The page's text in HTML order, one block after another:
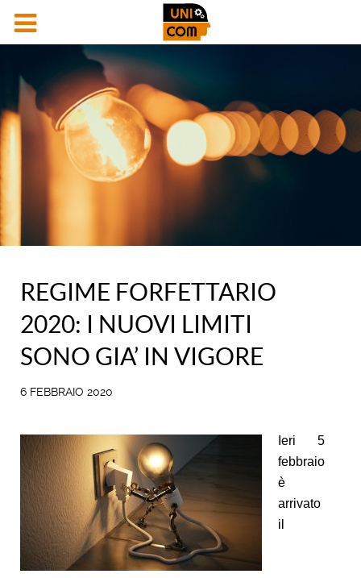
REGIME FORFETTARIO
2020: I NUOVI LIMITI
SONO GIA’ IN VIGORE
6 FEBBRAIO 2020
Ieri 5
febbraio
è
arrivato
il